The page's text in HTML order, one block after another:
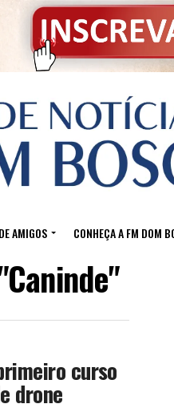
AMIGOS CONHEÇA A FM DOM
curso
drone